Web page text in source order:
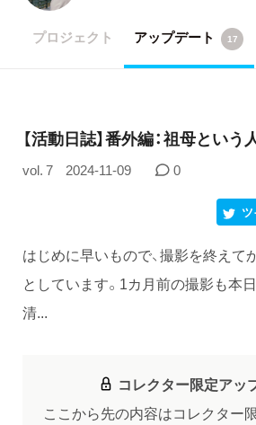
プロジェクト アップデート 17
【活動日誌】番外編：祖母という
vol. 7 2024-11-09 0
はじめに早いもので、撮影を終えて
としています。1カ月前の撮影も本
清...
コレクター限定アッ
ここから先の内容はコレクター